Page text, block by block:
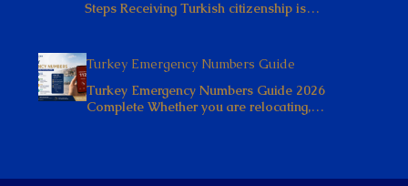
Steps Receiving Turkish citizenship is…
Turkey Emergency Numbers Guide
Turkey Emergency Numbers Guide 2026
Complete Whether you are relocating,…